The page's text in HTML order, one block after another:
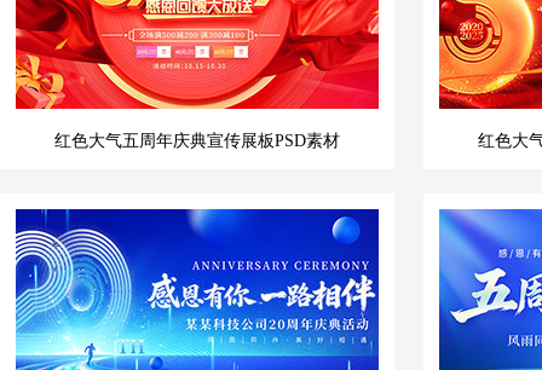
红色大气五周年庆典宣传展板PSD素材 红色大